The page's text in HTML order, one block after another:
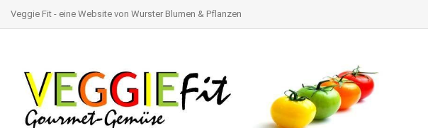
Veggie Fit - eine Website von Wurster Blumen & Pflanzen